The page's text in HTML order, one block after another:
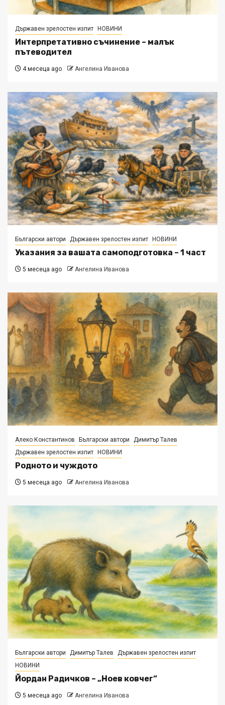
Държавен зрелостен изпит НОВИНИ
Интерпретативно съчинение – малък
пътеводител
4 месеца ago Ангелина Иванова
Български автори Държавен зрелостен изпит НОВИНИ
Указания за вашата самоподготовка – 1 част
5 месеца ago Ангелина Иванова
Алеко Константинов Български автори
Димитър Талев
Държавен зрелостен изпит
НОВИНИ
Родното и чуждото
5 месеца ago Ангелина Иванова
Български автори Димитър Талев
Държавен зрелостен изпит
НОВИНИ
Йордан Радичков – „Ноев ковчег“
5 месеца ago Ангелина Иванова